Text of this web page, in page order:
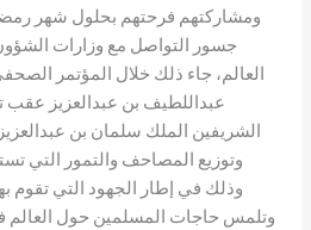
ومشاركتهم فرحتهم بحلول شهر
جسور التواصل مع وزارات
العالم، جاء ذلك خلال المؤتمر
عبداللطيف بن عبدالعزيز عقب
الشريفين الملك سلمان بن
وذلك في إطار الجهود التي تقوم
وتلمس حاجات المسلمين حول